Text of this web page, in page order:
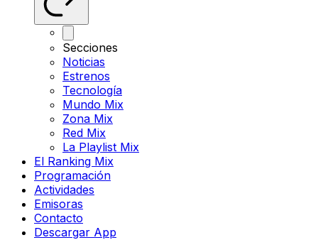
Secciones
Noticias
Estrenos
Tecnología
Mundo Mix
Zona Mix
Red Mix
La Playlist Mix
El Ranking Mix
Programación
Actividades
Emisoras
Contacto
Descargar App